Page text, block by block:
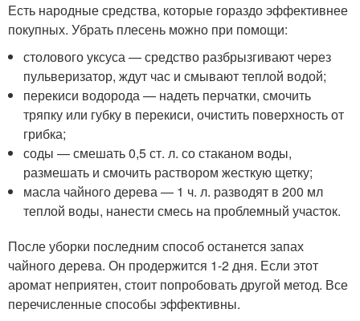
Есть народные средства, которые гораздо эффективнее
покупных. Убрать плесень можно при помощи:
столового уксуса — средство разбрызгивают через
пульверизатор, ждут час и смывают теплой водой;
перекиси водорода — надеть перчатки, смочить
тряпку или губку в перекиси, очистить поверхность от
грибка;
соды — смешать 0,5 ст. л. со стаканом воды,
размешать и смочить раствором жесткую щетку;
масла чайного дерева — 1 ч. л. разводят в 200 мл
теплой воды, нанести смесь на проблемный участок.
После уборки последним способ останется запах
чайного дерева. Он продержится 1-2 дня. Если этот
аромат неприятен, стоит попробовать другой метод. Все
перечисленные способы эффективны.